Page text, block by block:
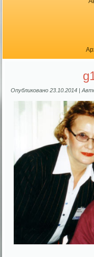
Опубликовано 23.10.2014 |